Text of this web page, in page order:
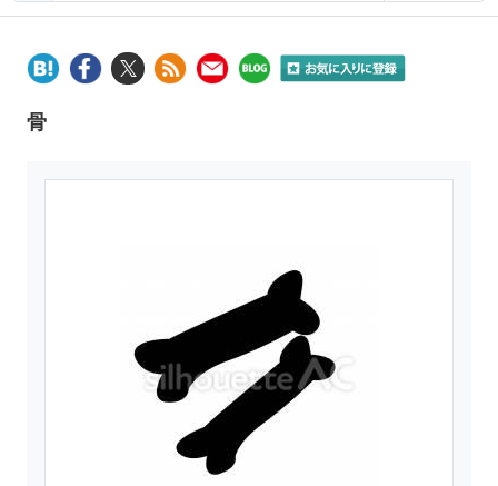
骨